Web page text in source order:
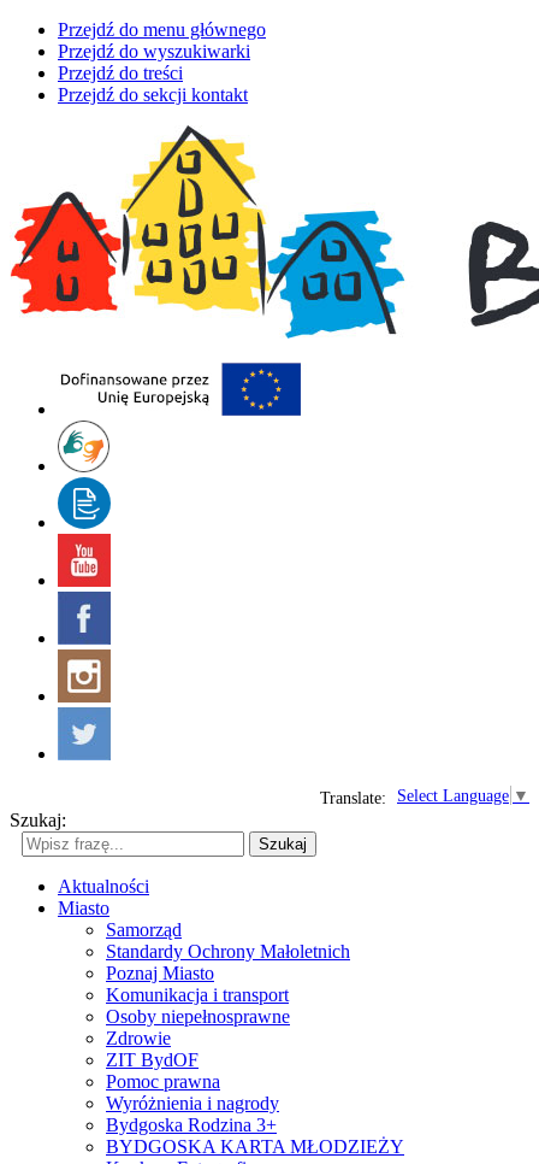
Przejdź do menu głównego
Przejdź do wyszukiwarki
Przejdź do treści
Przejdź do sekcji kontakt
Select Language ▼
Translate:
Szukaj:
Szukaj
Aktualności
Miasto
Samorząd
Standardy Ochrony Małoletnich
Poznaj Miasto
Komunikacja i transport
Osoby niepełnosprawne
Zdrowie
ZIT BydOF
Pomoc prawna
Wyróżnienia i nagrody
Bydgoska Rodzina 3+
BYDGOSKA KARTA MŁODZIEŻY